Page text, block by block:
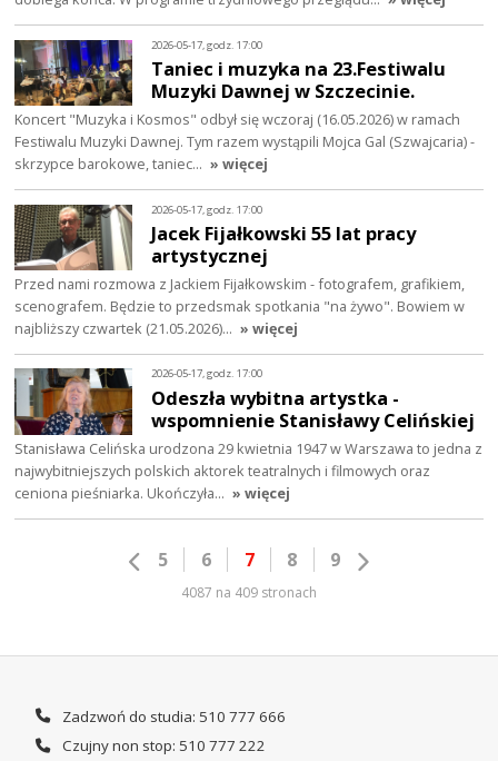
2026-05-17, godz. 17:00
Taniec i muzyka na 23.Festiwalu
Muzyki Dawnej w Szczecinie.
Koncert "Muzyka i Kosmos" odbył się wczoraj (16.05.2026) w ramach
Festiwalu Muzyki Dawnej. Tym razem wystąpili Mojca Gal (Szwajcaria) -
skrzypce barokowe, taniec… » więcej
2026-05-17, godz. 17:00
Jacek Fijałkowski 55 lat pracy
artystycznej
Przed nami rozmowa z Jackiem Fijałkowskim - fotografem, grafikiem,
scenografem. Będzie to przedsmak spotkania "na żywo". Bowiem w
najbliższy czwartek (21.05.2026)… » więcej
2026-05-17, godz. 17:00
Odeszła wybitna artystka -
wspomnienie Stanisławy Celińskiej
Stanisława Celińska urodzona 29 kwietnia 1947 w Warszawa to jedna z
najwybitniejszych polskich aktorek teatralnych i filmowych oraz
ceniona pieśniarka. Ukończyła… » więcej
5 6 7 8 9
4087 na 409 stronach
Zadzwoń do studia: 510 777 666
Czujny non stop: 510 777 222